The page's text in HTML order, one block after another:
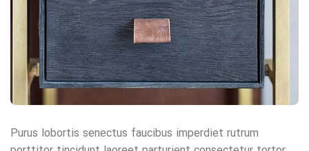
Purus lobortis senectus faucibus imperdiet rutrum